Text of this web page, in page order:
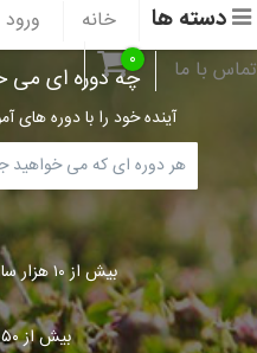
دسته ها خانه ورود
تماس با ما
۰
چه دوره ای می
آینده خود را با دوره های
بیش از ۱۰ هزار ساعت ویدئوی آموزشی
بیش از ۵۰ هزار دانشجو